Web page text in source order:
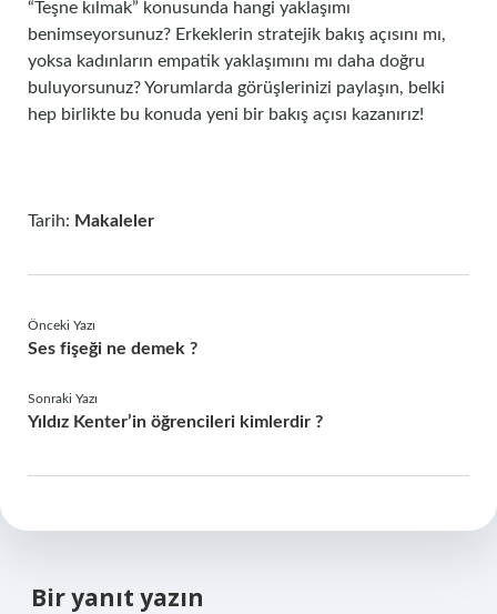
“Teşne kılmak” konusunda hangi yaklaşımı
benimseyorsunuz? Erkeklerin stratejik bakış açısını mı,
yoksa kadınların empatik yaklaşımını mı daha doğru
buluyorsunuz? Yorumlarda görüşlerinizi paylaşın, belki
hep birlikte bu konuda yeni bir bakış açısı kazanırız!
Tarih: Makaleler
Önceki Yazı
Ses fişeği ne demek ?
Sonraki Yazı
Yıldız Kenter’in öğrencileri kimlerdir ?
Bir yanıt yazın